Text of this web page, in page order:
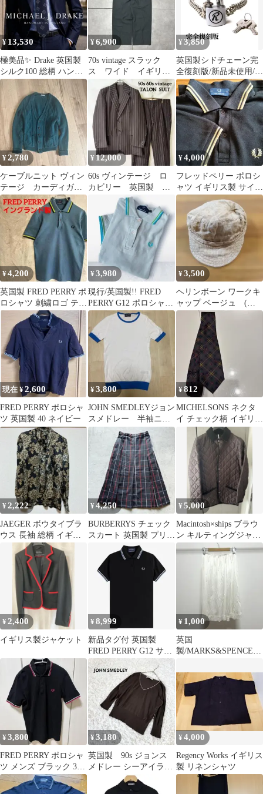
¥ 13,530
極美品✨ Drake 英国製
シルク100 総柄 ハンド
メイド ネクタイ
¥6,900
70s vintage スラック
ス ワイド イギリス
¥ 3,850
英国製シドチェーン完
全復刻版/新品未使用/鍵
が開きます
¥2,780
ケーブルニット ヴィン
テージ カーディガン
イギリス製
¥12,000
60s ヴィンテージ ロ
カビリー 英国製 ス
トライプ TALON サ
マーウール
¥4,000
フレッドペリー ポロシ
ャツ イギリス製 サイズ
36
¥4,200
英国製 FRED PERRY ポ
ロシャツ 刺繍ロゴ ティ
ップライン 黒黄
¥3,980
現行/英国製!! FRED
PERRY G12 ポロシャツ
イン刺繍 L
¥3,500
ヘリンボーン ワークキ
ャップ ベージュ (麻
100% イギリス製)
現在 ¥2,600
FRED PERRY ポロシャ
ツ 英国製 40 ネイビー
¥3,800
JOHN SMEDLEYジョン
スメドレー 半袖ニッ
ト イギリス製
¥812
MICHELSONS ネクタ
イ チェック柄 イギリス
¥2,222
JAEGER ボウタイブラ
ウス 長袖 総柄 イギリ
¥4,250
BURBERRYS チェック
スカート 英国製 プリー
ツ vintage トラッド
¥5,000
Macintosh×ships ブラウ
ン キルティングジャケ
ット L 英国製
¥ 2,400
イギリス製ジャケット
¥8,999
新品タグ付 英国製
FRED PERRY G12 サイ
ズ10 P65
¥ 1,000
英国
製/MARKS&SPENCER/
ート/ホワイト
¥3,800
FRED PERRY ポロシャ
ツ メンズ ブラック 36
サイズ 英国製
¥3,180
英国製 90s ジョンス
メドレー シーアイラン
ドコットン Ｖネックニ
ット 旧タグ
¥4,000
Regency Works イギリス
製 リネンシャツ